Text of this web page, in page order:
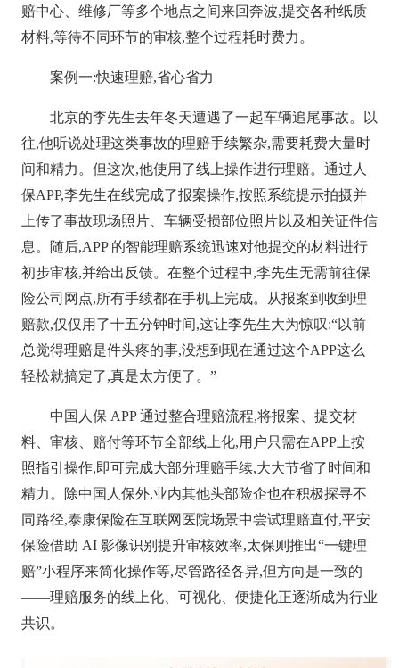
赔中心、维修厂等多个地点之间来回奔波,提交各种纸质
材料,等待不同环节的审核,整个过程耗时费力。
案例一:快速理赔,省心省力
北京的李先生去年冬天遭遇了一起车辆追尾事故。以
往,他听说处理这类事故的理赔手续繁杂,需要耗费大量时
间和精力。但这次,他使用了线上操作进行理赔。通过人
保APP,李先生在线完成了报案操作,按照系统提示拍摄并
上传了事故现场照片、车辆受损部位照片以及相关证件信
息。随后,APP 的智能理赔系统迅速对他提交的材料进行
初步审核,并给出反馈。在整个过程中,李先生无需前往保
险公司网点,所有手续都在手机上完成。从报案到收到理
赔款,仅仅用了十五分钟时间,这让李先生大为惊叹:“以前
总觉得理赔是件头疼的事,没想到现在通过这个APP这么
轻松就搞定了,真是太方便了。”
中国人保 APP 通过整合理赔流程,将报案、提交材
料、审核、赔付等环节全部线上化,用户只需在APP上按
照指引操作,即可完成大部分理赔手续,大大节省了时间和
精力。除中国人保外,业内其他头部险企也在积极探寻不
同路径,泰康保险在互联网医院场景中尝试理赔直付,平安
保险借助 AI 影像识别提升审核效率,太保则推出“一键理
赔”小程序来简化操作等,尽管路径各异,但方向是一致的
——理赔服务的线上化、可视化、便捷化正逐渐成为行业
共识。